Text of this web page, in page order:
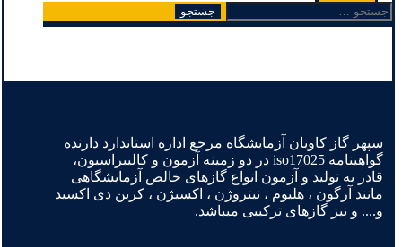
صفحه‌بندی
1
2
…جستجو
برای:
سپهر گاز کاویان آزمایشگاه مرجع اداره استاندارد دارنده
گواهینامه iso17025 در دو زمینه آزمون و کالیبراسیون،
قادر به تولید و آزمون انواع گازهای خالص آزمایشگاهی
مانند آرگون ، هلیوم ، نیتروژن ، اکسیژن ، کربن دی اکسید
و.... و نیز گازهای ترکیبی میباشد.